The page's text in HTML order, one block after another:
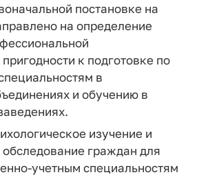
постановке на
на определение
к подготовке по
в
и обучению в
изучение и
обследование граждан для
учетным специальностям